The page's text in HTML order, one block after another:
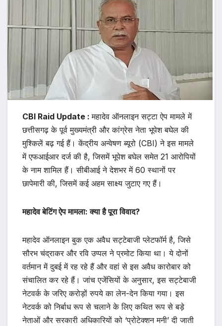
CBI Raid Update :महादेव ऑनलाइन सट्टा ऐप मामले में
छत्तीसगढ़ के पूर्व मुख्यमंत्री और कांग्रेस नेता भूपेश बघेल की
मुश्किलें बढ़ गई हैं। केंद्रीय अन्वेषण ब्यूरो (CBI) ने इस मामले
में एफआईआर दर्ज की है, जिसमें भूपेश बघेल समेत 21 आरोपियों
के नाम शामिल हैं। सीबीआई ने देशभर में 60 स्थानों पर
छापेमारी की, जिसमें कई अहम साक्ष्य जुटाए गए हैं।
महादेव बेटिंग ऐप मामला: क्या है पूरा विवाद?
महादेव ऑनलाइन बुक एक अवैध सट्टेबाजी प्लेटफॉर्म है, जिसे
सौरभ चंद्राकर और रवि उप्पल ने प्रमोट किया था। ये दोनों
वर्तमान में दुबई में रह रहे हैं और वहां से इस अवैध कारोबार को
संचालित कर रहे हैं। जांच एजेंसियों के अनुसार, इस सट्टेबाजी
नेटवर्क के जरिए करोड़ों रुपये का लेन-देन किया गया। इस
नेटवर्क को निर्बाध रूप से चलाने के लिए कथित रूप से बड़े
नेताओं और सरकारी अधिकारियों को ‘प्रोटेक्शन मनी’ दी जाती